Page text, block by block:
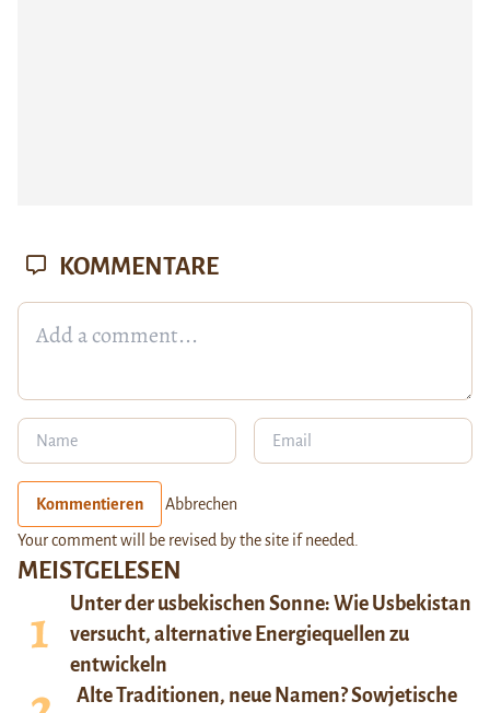
MEISTGELESEN
Unter der usbekischen Sonne: Wie Usbekistan
versucht, alternative Energiequellen zu
entwickeln
Alte Traditionen, neue Namen? Sowjetische
KOMMENTARE
Kommentieren Abbrechen
Your comment will be revised by the site if needed.